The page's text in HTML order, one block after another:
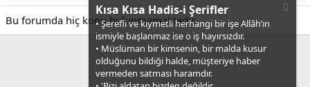
Bu forumda hiç konu bulunmamaktadır.
Kısa Kısa Hadis-i Şerifler
• Şerefli ve kıymetli herhangi bir işe Allâh’ın
ismiyle başlanmaz ise o iş hayırsızdır.
• Müslüman bir kimsenin, bir malda kusur
olduğunu bildiği halde, müşteriye haber
vermeden satması haramdır.